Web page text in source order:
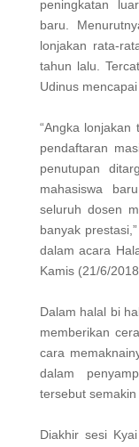
peningkatan
baru.
lonjakan rata-
tahun lalu.
Udinus
“Angka
pendaftaran
penutupan
mahasiswa
seluruh dosen
banyak
dalam acara
Kamis (21/6/
Dalam halal bi
memberikan
cara
dalam
tersebut semakin
Diakhir sesi